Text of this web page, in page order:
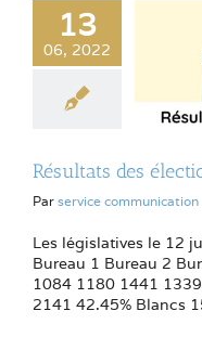
13
06, 2022
Résultats des
Par service communication
Les législatives le 12
Bureau 1 Bureau 2
1084 1180 1441
2141 42.45% Blancs